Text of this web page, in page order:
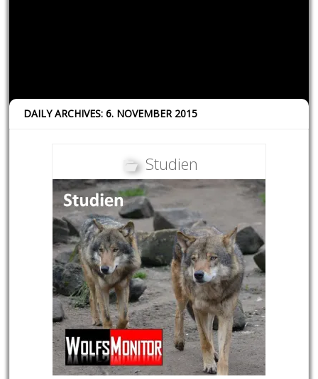
DAILY ARCHIVES: 6. NOVEMBER 2015
Studien